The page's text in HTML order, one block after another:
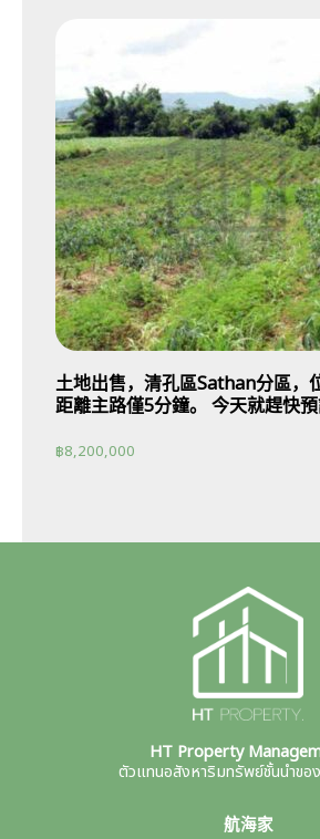
土地出售，清孔區Sathan分區，
距離主路僅5分鐘。 今天就趕快預
฿8,200,000
HT Property
ตัวแทนอสังหาริมทรัพย์ชั้นนำขอ
航海家